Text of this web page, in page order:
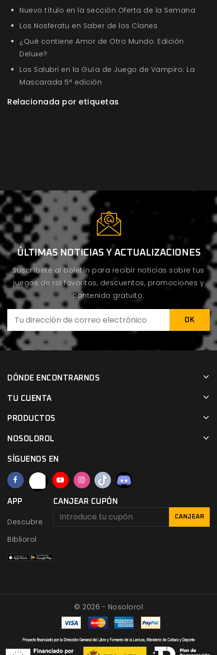
Nuevo título en la sección Oferta de la Semana
Los Nosferatu en Saber de los Clanes
¿Qué contiene Amor de Otro Mundo: Edición
Deluxe?
Los Salubri en la Guía de Juego de Vampiro: La
Mascarada 5ª edición
Relacionada por etiquetas
ÚLTIMAS NOTICIAS Y ACTUALIZACIONES
Suscríbete al boletín para recibir noticias sobre tus
juegos de rol favoritos, descuentos, promociones y
contenido gratuito.
DÓNDE ENCONTRARNOS
TU CUENTA
PRODUCTOS
NOSOLOROL
SÍGUENOS EN
APP
Descubre
Bibliorol
CANJEAR CUPÓN
CANJEAR
© 2026 - Nosolorol